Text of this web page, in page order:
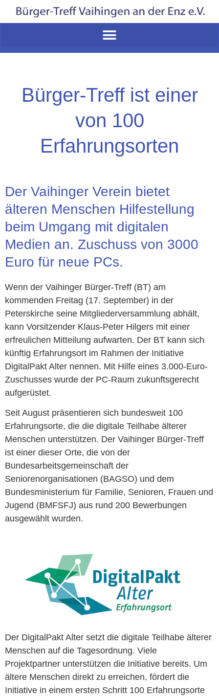
Bürger-Treff ist einer
von 100
Erfahrungsorten
Der Vaihinger Verein bietet
älteren Menschen Hilfestellung
beim Umgang mit digitalen
Medien an. Zuschuss von 3000
Euro für neue PCs.
Wenn der Vaihinger Bürger-Treff (BT) am
kommenden Freitag (17. September) in der
Peterskirche seine Mitgliederversammlung abhält,
kann Vorsitzender Klaus-Peter Hilgers mit einer
erfreulichen Mitteilung aufwarten. Der BT kann sich
künftig Erfahrungsort im Rahmen der Initiative
DigitalPakt Alter nennen. Mit Hilfe eines 3.000-Euro-
Zuschusses wurde der PC-Raum zukunftsgerecht
aufgerüstet.
Seit August präsentieren sich bundesweit 100
Erfahrungsorte, die die digitale Teilhabe älterer
Menschen unterstützen. Der Vaihinger Bürger-Treff
ist einer dieser Orte, die von der
Bundesarbeitsgemeinschaft der
Seniorenorganisationen (BAGSO) und dem
Bundesministerium für Familie, Senioren, Frauen und
Jugend (BMFSFJ) aus rund 200 Bewerbungen
ausgewählt wurden.
Der DigitalPakt Alter setzt die digitale Teilhabe älterer
Menschen auf die Tagesordnung. Viele
Projektpartner unterstützen die Initiative bereits. Um
ältere Menschen direkt zu erreichen, fördert die
Initiative in einem ersten Schritt 100 Erfahrungsorte